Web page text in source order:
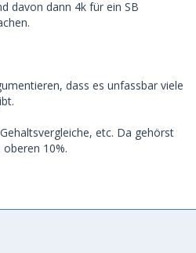
ra…naere-in-deutschland.html
nur auf dem Papier Millionär
in München oder
investieren.
mich unerwartet) einfach
merken.
es genug Kerle gibt, die, wenn
davon dann 4k für ein SB
dass es unfassbar viele
etc. Da gehörst
10%.